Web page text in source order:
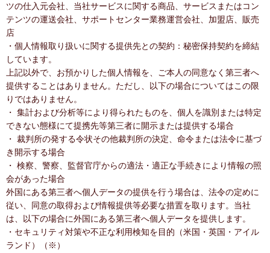
ツの仕入元会社、当社サービスに関する商品、サービスまたはコン
テンツの運送会社、サポートセンター業務運営会社、加盟店、販売
店
・個人情報取り扱いに関する提供先との契約：秘密保持契約を締結
しています。
上記以外で、お預かりした個人情報を、ご本人の同意なく第三者へ
提供することはありません。ただし、以下の場合についてはこの限
りではありません。
・ 集計および分析等により得られたものを、個人を識別または特定
できない態様にて提携先等第三者に開示または提供する場合
・ 裁判所の発する令状その他裁判所の決定、命令または法令に基づ
き開示する場合
・ 検察、警察、監督官庁からの適法・適正な手続きにより情報の照
会があった場合
外国にある第三者へ個人データの提供を行う場合は、法令の定めに
従い、同意の取得および情報提供等必要な措置を取ります。当社
は、以下の場合に外国にある第三者へ個人データを提供します。
・セキュリティ対策や不正な利用検知を目的（米国・英国・アイル
ランド）（※）